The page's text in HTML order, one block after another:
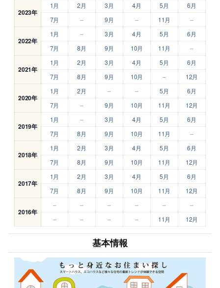
2023年
1月 2月 3月 4月 5月
6月
7月
– 9月 – 11月 –
2022年
1月 – 3月 4月 5月
6月
7月
8月 9月 10月 11月 –
2021年
1月 2月 3月 4月 5月
6月
7月
8月 9月 10月 – 12月
2020年
1月 2月 – – 5月
6月
7月
– 9月 10月 11月 12月
2019年
1月 – 3月 4月 5月
6月
7月
8月 9月 10月 11月 –
2018年
1月 2月 3月 4月 5月
6月
7月
8月 9月 10月 11月 12月
2017年
1月 2月 3月 4月 5月
6月
7月
8月 9月 10月 11月 12月
2016年
– – – – –
–
–
– – – 11月 12月
基本情報